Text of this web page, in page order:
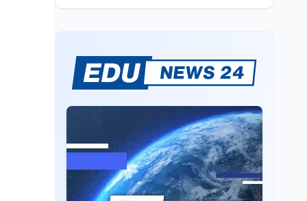
Il rivelatore che 'vede' i
reattori spenti
roccia
Scuola6 ago
Posizioni economiche
ATA: la matematica
degli arretrati fino a
4.150 euro